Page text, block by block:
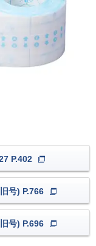
P.402
号) P.766
号) P.696